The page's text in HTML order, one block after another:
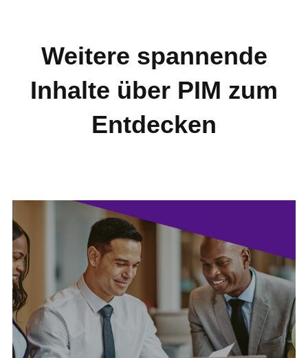
Weitere spannende
Inhalte über PIM zum
Entdecken